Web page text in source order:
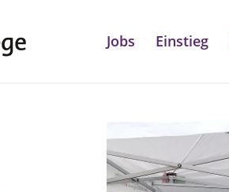
Jobs Einstieg